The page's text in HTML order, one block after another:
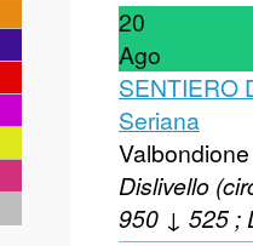
20
Ago
SENTIERO
Seriana
Valbondione
Dislivello
950 ↓ 525 ;